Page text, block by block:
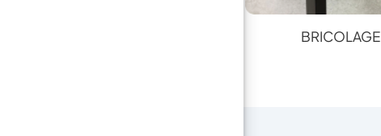
BRICOLAGE